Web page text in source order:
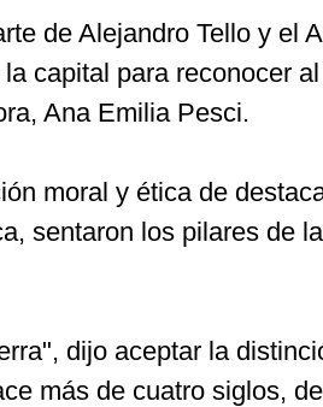
de Alejandro Tello y el
capital para reconocer
Ana Emilia Pesci.
moral y ética de
sentaron los pilares de
dijo aceptar la
más de cuatro siglos,